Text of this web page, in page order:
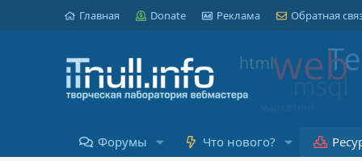
Главная Donate Реклама Обратная
Форумы Что нового?